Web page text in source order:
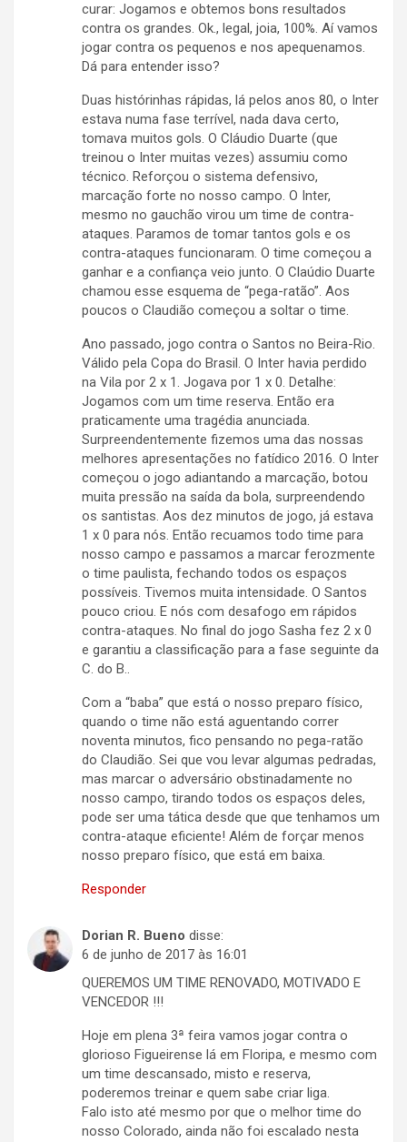
curar: Jogamos e obtemos bons resultados
contra os grandes. Ok., legal, joia, 100%. Aí vamos
jogar contra os pequenos e nos apequenamos.
Dá para entender isso?
Duas histórinhas rápidas, lá pelos anos 80, o Inter
estava numa fase terrível, nada dava certo,
tomava muitos gols. O Cláudio Duarte (que
treinou o Inter muitas vezes) assumiu como
técnico. Reforçou o sistema defensivo,
marcação forte no nosso campo. O Inter,
mesmo no gauchão virou um time de contra-
ataques. Paramos de tomar tantos gols e os
contra-ataques funcionaram. O time começou a
ganhar e a confiança veio junto. O Claúdio Duarte
chamou esse esquema de “pega-ratão”. Aos
poucos o Claudião começou a soltar o time.
Ano passado, jogo contra o Santos no Beira-Rio.
Válido pela Copa do Brasil. O Inter havia perdido
na Vila por 2 x 1. Jogava por 1 x 0. Detalhe:
Jogamos com um time reserva. Então era
praticamente uma tragédia anunciada.
Surpreendentemente fizemos uma das nossas
melhores apresentações no fatídico 2016. O Inter
começou o jogo adiantando a marcação, botou
muita pressão na saída da bola, surpreendendo
os santistas. Aos dez minutos de jogo, já estava
1 x 0 para nós. Então recuamos todo time para
nosso campo e passamos a marcar ferozmente
o time paulista, fechando todos os espaços
possíveis. Tivemos muita intensidade. O Santos
pouco criou. E nós com desafogo em rápidos
contra-ataques. No final do jogo Sasha fez 2 x 0
e garantiu a classificação para a fase seguinte da
C. do B..
Com a “baba” que está o nosso preparo físico,
quando o time não está aguentando correr
noventa minutos, fico pensando no pega-ratão
do Claudião. Sei que vou levar algumas pedradas,
mas marcar o adversário obstinadamente no
nosso campo, tirando todos os espaços deles,
pode ser uma tática desde que que tenhamos um
contra-ataque eficiente! Além de forçar menos
nosso preparo físico, que está em baixa.
Responder
Dorian R. Bueno disse:
6 de junho de 2017 às 16:01
QUEREMOS UM TIME RENOVADO, MOTIVADO E
VENCEDOR !!!
Hoje em plena 3ª feira vamos jogar contra o
glorioso Figueirense lá em Floripa, e mesmo com
um time descansado, misto e reserva,
poderemos treinar e quem sabe criar liga.
Falo isto até mesmo por que o melhor time do
nosso Colorado, ainda não foi escalado nesta